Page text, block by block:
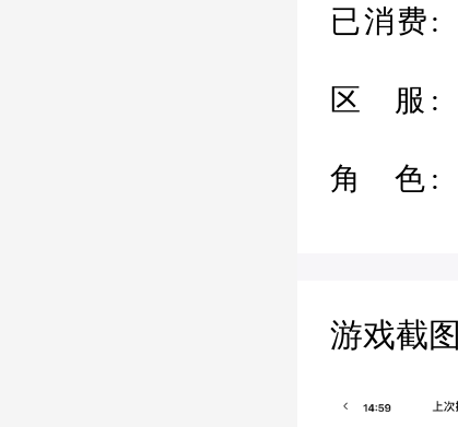
已消费:
区 服:
角 色:
游戏截